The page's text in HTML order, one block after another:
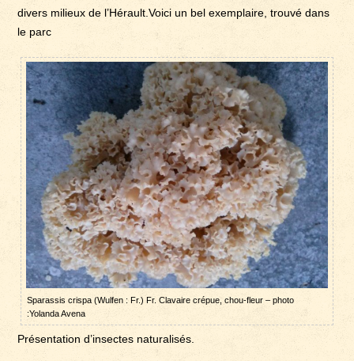
divers milieux de l’Hérault.Voici un bel exemplaire, trouvé dans
le parc
Sparassis crispa (Wulfen : Fr.) Fr. Clavaire crépue, chou-fleur – photo
:Yolanda Avena
Présentation d’insectes naturalisés.